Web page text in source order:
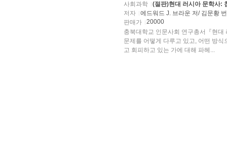
사회과학
(절판)현대 러시아 문학사:
저자
에드워드 J. 브라운 저/ 김문황
판매가
20000
충북대학교 인문사회 연구총서『현
문제를 어떻게 다루고 있고, 어떤 방
고 회피하고 있는 가에 대해 파헤...